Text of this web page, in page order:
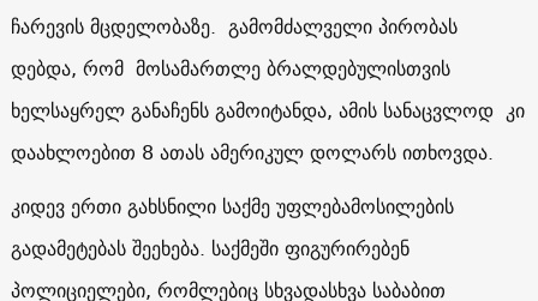
ჩარევის მცდელობაზე. გამომძალველი პირობას
დებდა, რომ მოსამართლე ბრალდებულისთვის
ხელსაყრელ განაჩენს გამოიტანდა, ამის სანაცვლოდ კი
დაახლოებით 8 ათას ამერიკულ დოლარს ითხოვდა.
კიდევ ერთი გახსნილი საქმე უფლებამოსილების
გადამეტებას შეეხება. საქმეში ფიგურირებენ
პოლიციელები, რომლებიც სხვადასხვა საბაბით